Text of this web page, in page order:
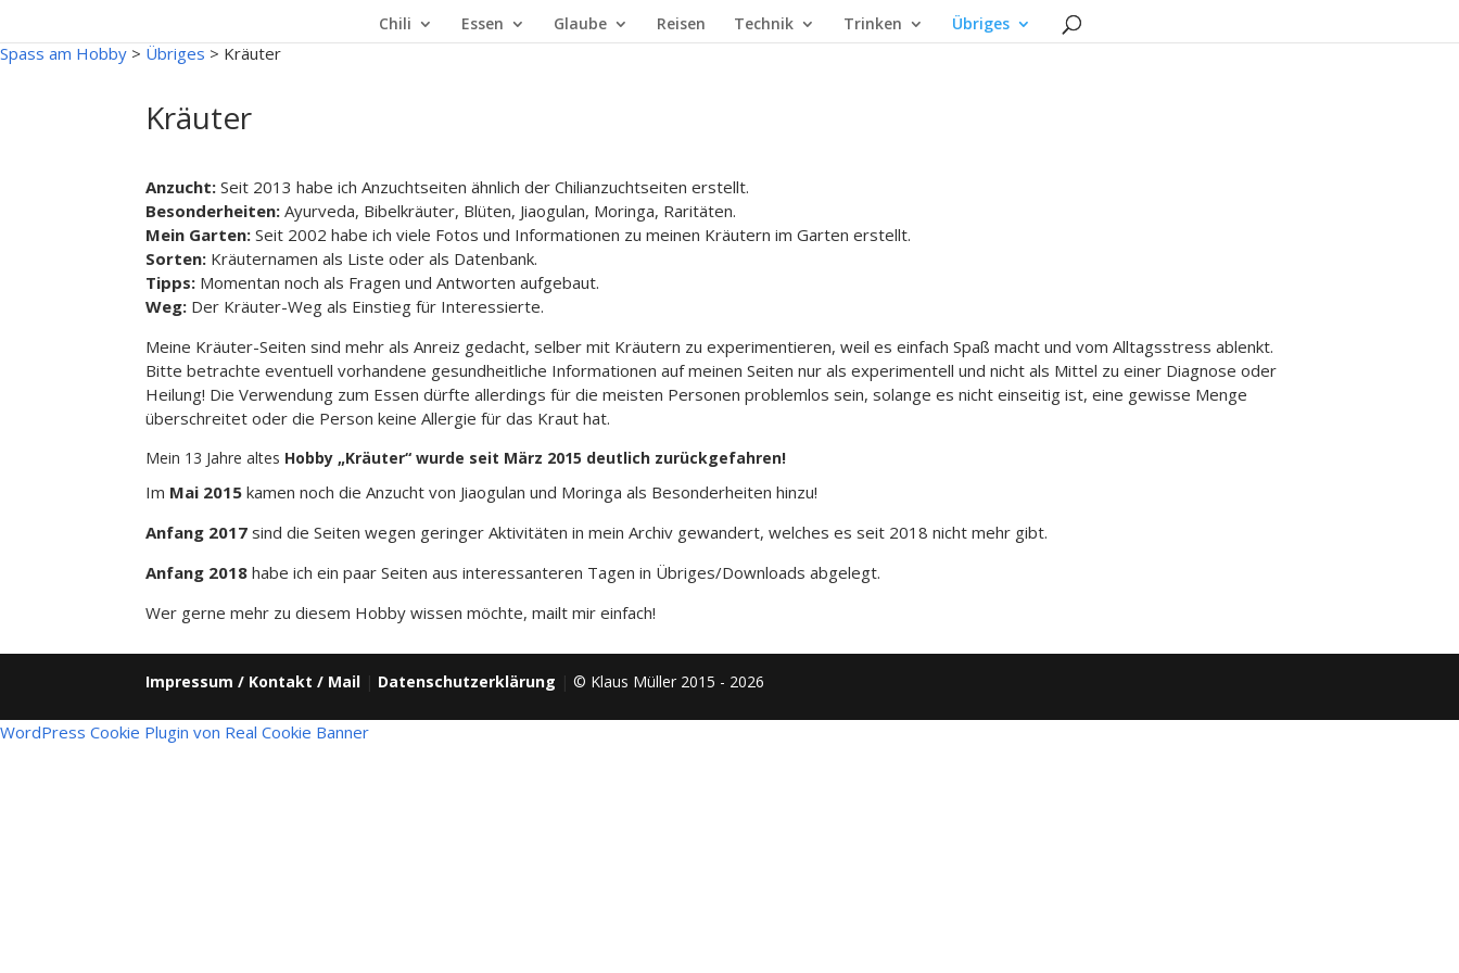
Chili Essen Glaube Reisen Technik Trinken Übriges
Spass am Hobby > Übriges > Kräuter
Kräuter
Anzucht: Seit 2013 habe ich Anzuchtseiten ähnlich der Chilianzuchtseiten erstellt.
Besonderheiten: Ayurveda, Bibelkräuter, Blüten, Jiaogulan, Moringa, Raritäten.
Mein Garten: Seit 2002 habe ich viele Fotos und Informationen zu meinen Kräutern im Garten erstellt.
Sorten: Kräuternamen als Liste oder als Datenbank.
Tipps: Momentan noch als Fragen und Antworten aufgebaut.
Weg: Der Kräuter-Weg als Einstieg für Interessierte.
Meine Kräuter-Seiten sind mehr als Anreiz gedacht, selber mit Kräutern zu experimentieren, weil es einfach Spaß macht und vom Alltagsstress ablenkt.
Bitte betrachte eventuell vorhandene gesundheitliche Informationen auf meinen Seiten nur als experimentell und nicht als Mittel zu einer Diagnose oder
Heilung! Die Verwendung zum Essen dürfte allerdings für die meisten Personen problemlos sein, solange es nicht einseitig ist, eine gewisse Menge
überschreitet oder die Person keine Allergie für das Kraut hat.
Mein 13 Jahre altes Hobby „Kräuter“ wurde seit März 2015 deutlich zurückgefahren!
Im Mai 2015 kamen noch die Anzucht von Jiaogulan und Moringa als Besonderheiten hinzu!
Anfang 2017 sind die Seiten wegen geringer Aktivitäten in mein Archiv gewandert, welches es seit 2018 nicht mehr gibt.
Anfang 2018 habe ich ein paar Seiten aus interessanteren Tagen in Übriges/Downloads abgelegt.
Wer gerne mehr zu diesem Hobby wissen möchte, mailt mir einfach!
Impressum / Kontakt / Mail | Datenschutzerklärung |© Klaus Müller 2015 - 2026
WordPress Cookie Plugin von Real Cookie Banner